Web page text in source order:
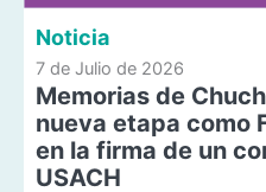
Noticia
7 de Julio de 2026
Memorias de
nueva etapa como
en la firma de un
USACH